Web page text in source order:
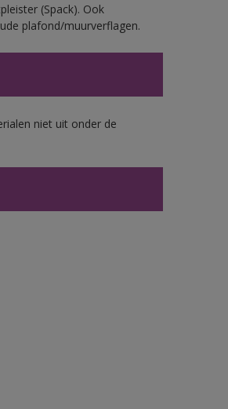
(Spack). Ook
plafond/muurverflagen.
niet uit onder de